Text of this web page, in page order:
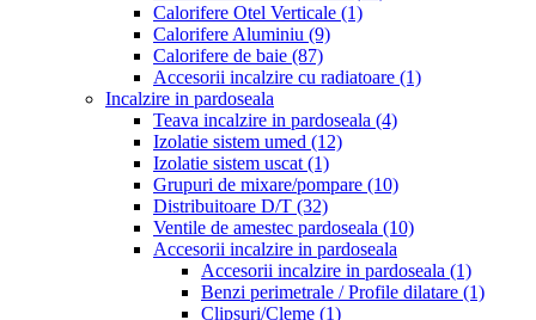
Calorifere Otel Verticale (1)
Calorifere Aluminiu (9)
Calorifere de baie (87)
Accesorii incalzire cu radiatoare (1)
Incalzire in pardoseala
Teava incalzire in pardoseala (4)
Izolatie sistem umed (12)
Izolatie sistem uscat (1)
Grupuri de mixare/pompare (10)
Distribuitoare D/T (32)
Ventile de amestec pardoseala (10)
Accesorii incalzire in pardoseala
Accesorii incalzire in pardoseala (1)
Benzi perimetrale / Profile dilatare (1)
Clipsuri/Cleme (1)